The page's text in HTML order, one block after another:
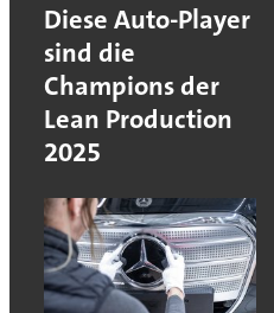
Diese Auto-Player
sind die
Champions der
Lean Production
2025